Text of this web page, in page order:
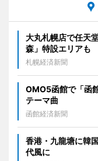
大丸札幌店で任天
森」特設エリアも
札幌経済新聞
OMO5函館で「函
テーマ曲
函館経済新聞
香港・九龍塘に韓
代風に